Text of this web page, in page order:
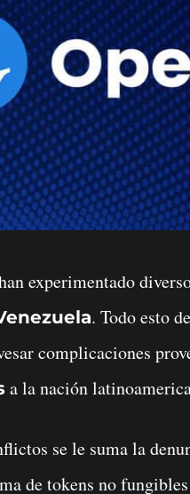
. Todo esto
complicaciones
a la nación
se le suma la
de tokens no